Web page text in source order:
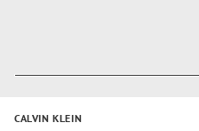
CALVIN KLEIN